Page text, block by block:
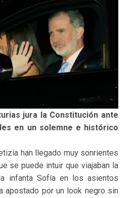
jura la Constitución ante
en un solemne e histórico
han llegado muy sonrientes
se puede intuir que viajaban la
infanta Sofía en los asientos
apostado por un look negro sin